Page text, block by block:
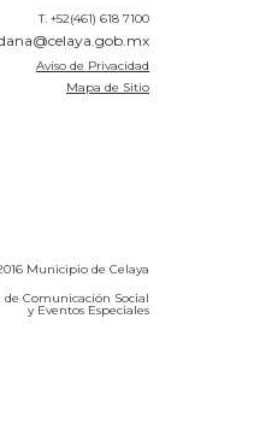
T. +52(461) 618 7100
Aviso de Privacidad
Mapa de Sitio
Municipio de Celaya
Comunicación Social
y Eventos Especiales